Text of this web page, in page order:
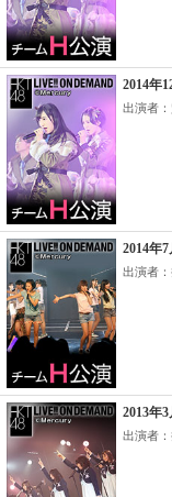
2014年
出演者：
2014年
出演者：
2013年
出演者：